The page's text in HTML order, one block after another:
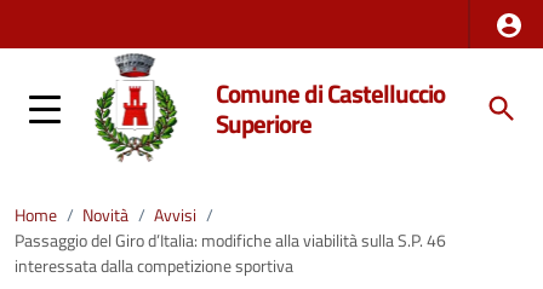
Comune di Castelluccio
Superiore
Home / Novità / Avvisi /
Passaggio del Giro d’Italia: modifiche alla viabilità sulla S.P. 46
interessata dalla competizione sportiva